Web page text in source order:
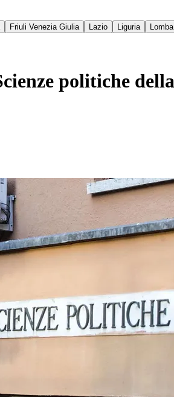
Friuli Venezia Giulia Lazio Liguria
politiche